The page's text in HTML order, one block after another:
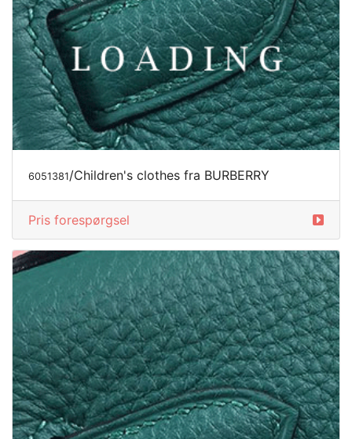
6051381/Children's clothes fra BURBERRY
Pris forespørgsel